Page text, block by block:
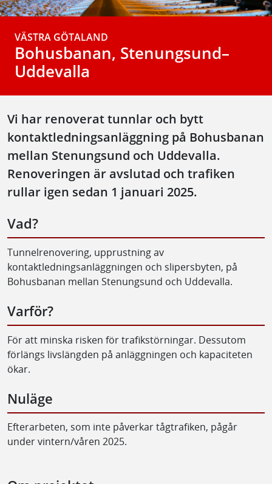
VÄSTRA GÖTALAND
Bohusbanan, Stenungsund–
Uddevalla
Vi har renoverat tunnlar och bytt
kontaktledningsanläggning på Bohusbanan
mellan Stenungsund och Uddevalla.
Renoveringen är avslutad och trafiken
rullar igen sedan 1 januari 2025.
Vad?
Tunnelrenovering, upprustning av
kontaktledningsanläggningen och slipersbyten, på
Bohusbanan mellan Stenungsund och Uddevalla.
Varför?
För att minska risken för trafikstörningar. Dessutom
förlängs livslängden på anläggningen och kapaciteten
ökar.
Nuläge
Efterarbeten, som inte påverkar tågtrafiken, pågår
under vintern/våren 2025.